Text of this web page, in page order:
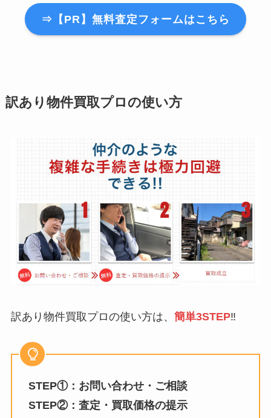
⇒【PR】無料査定フォームはこちら
訳あり物件買取プロの使い方
訳あり物件買取プロの使い方は、 簡単3STEP‼
STEP①：お問い合わせ・ご相談
STEP②：査定・買取価格の提示